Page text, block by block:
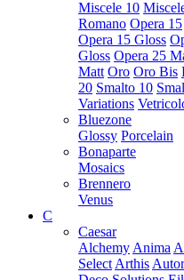
Miscele 10
Romano Opera 15
Opera 15 Gloss
Gloss Opera 25
Matt Oro Oro Bis
20 Smalto 10
Variations
Bluezone
Glossy Porcelain
Bonaparte
Mosaics
Brennero
Venus
C
Caesar
Alchemy Anima
Select Arthis